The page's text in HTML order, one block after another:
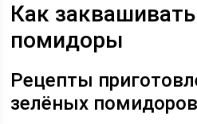
Как
помидоры
Рецепты
зелёных помидоров